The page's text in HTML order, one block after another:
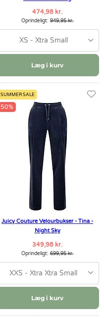
474,98 kr.
Oprindeligt:949,95 kr.
XS - Xtra Small
Læg i kurv
SUMMER SALE
50%
Juicy Couture Velourbukser - Tina -
Night Sky
349,98 kr.
Oprindeligt:699,95 kr.
XXS - Xtra Xtra Small
Læg i kurv